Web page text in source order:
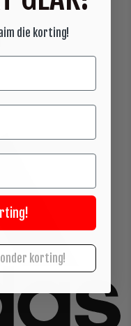
die korting!
korting!